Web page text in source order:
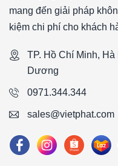
mang đến giải pháp
kiệm chi phí cho khách
TP. Hồ Chí Minh,
Dương
0971.344.344
sales@vietphat.com